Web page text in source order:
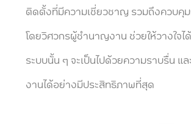
ติดตั้งที่มีความเชี่ยวชาญ รวมถึงควบคุ
โดยวิศวกรผู้ชำนาญงาน ช่วยให้วางใจ
ระบบนั้น ๆ จะเป็นไปด้วยความราบรื่น แ
งานได้อย่างมีประสิทธิภาพที่สุด